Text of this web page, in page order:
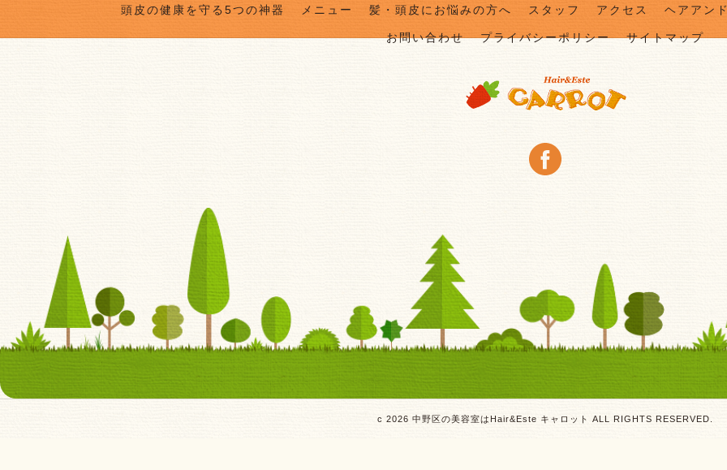
頭皮の健康を守る5つの神器 メニュー 髪・頭皮にお悩みの方へ スタッフ アクセス ヘアアン
お問い合わせ プライバシーポリシー サイトマップ
c 2026 中野区の美容室はHair&Este キャロット ALL RIGHTS RESERVED.